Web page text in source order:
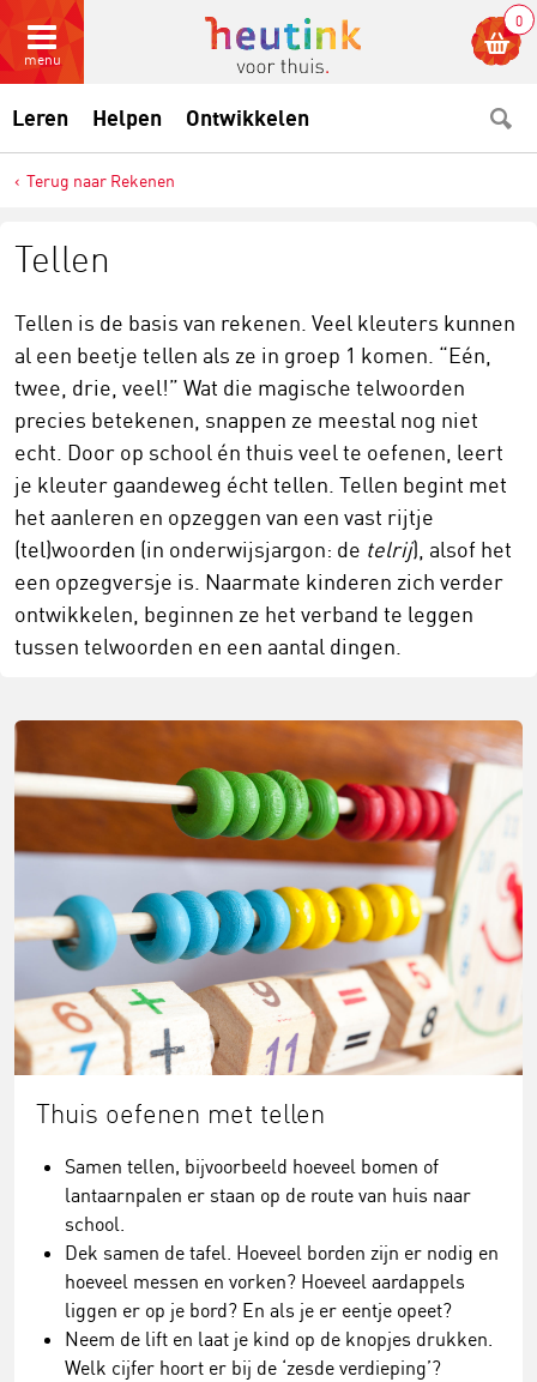
menu
0
Leren Helpen Ontwikkelen
Terug naar Rekenen
Tellen
Tellen is de basis van rekenen. Veel kleuters kunnen
al een beetje tellen als ze in groep 1 komen. “Eén,
twee, drie, veel!” Wat die magische telwoorden
precies betekenen, snappen ze meestal nog niet
echt. Door op school én thuis veel te oefenen, leert
je kleuter gaandeweg écht tellen. Tellen begint met
het aanleren en opzeggen van een vast rijtje
(tel)woorden (in onderwijsjargon: de telrij), alsof het
een opzegversje is. Naarmate kinderen zich verder
ontwikkelen, beginnen ze het verband te leggen
tussen telwoorden en een aantal dingen.
Thuis oefenen met tellen
Samen tellen, bijvoorbeeld hoeveel bomen of
lantaarnpalen er staan op de route van huis naar
school.
Dek samen de tafel. Hoeveel borden zijn er nodig en
hoeveel messen en vorken? Hoeveel aardappels
liggen er op je bord? En als je er eentje opeet?
Neem de lift en laat je kind op de knopjes drukken.
Welk cijfer hoort er bij de ‘zesde verdieping’?